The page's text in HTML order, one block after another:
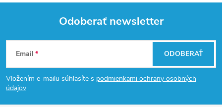
Z
á
p
Odoberať newsletter
Email
Vložením e-mailu súhlasíte s podmienkami ochrany osobných
údajov
ODOBERAŤ